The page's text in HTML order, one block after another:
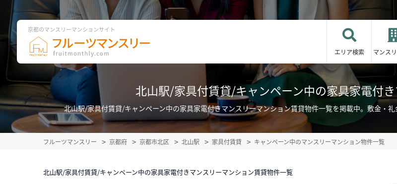
京都のマンスリーマンションサイト
エリア検索 マンス
北山駅/家具付賃貸/キャンペーン中の家具家電付
北山駅/家具付賃貸/キャンペーン中の家具家電付きマンスリーマンション賃貸物件一覧を掲載中。敷金・
フルーツマンスリー 京都府 京都市北区 北山駅 家具付賃貸 キャンペーン中のマンスリーマンション物件一覧
北山駅/家具付賃貸/キャンペーン中の家具家電付きマンスリーマンション賃貸物件一覧